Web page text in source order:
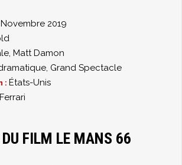
Novembre 2019
, Matt Damon
, Grand Spectacle
: États-Unis
FILM LE MANS 66